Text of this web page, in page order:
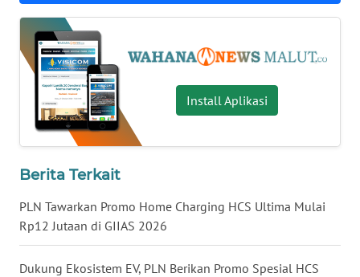
Install Aplikasi
Berita Terkait
PLN Tawarkan Promo Home Charging HCS Ultima Mulai
Rp12 Jutaan di GIIAS 2026
Dukung Ekosistem EV, PLN Berikan Promo Spesial HCS
KALTENG
WN
KALTARA
WN
KALSEL
WN
WN
SULSEL